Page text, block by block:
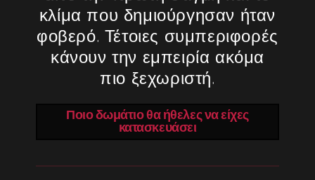
κλίμα που δημιούργησαν ήταν
φοβερό. Τέτοιες συμπεριφορές
κάνουν την εμπειρία ακόμα
πιο ξεχωριστή.
Ποιο δωμάτιο θα ήθελες να είχες
κατασκευάσει